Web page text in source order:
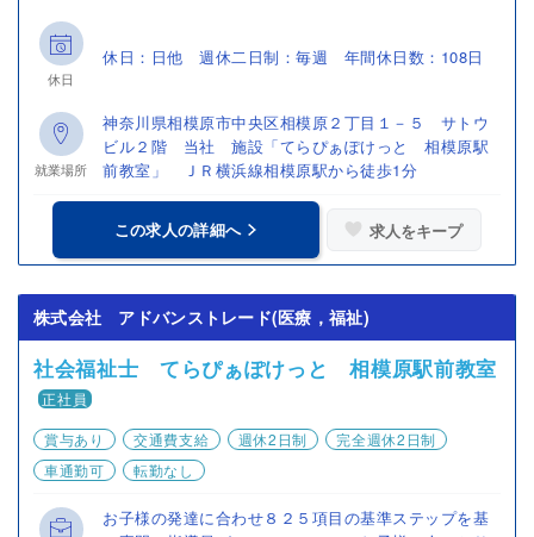
休日
休日：日他 週休二日制：毎週 年間休日数：108日
就業場所
神奈川県相模原市中央区相模原２丁目１－５ サトウ
ビル２階 当社 施設「てらぴぁぽけっと 相模原駅
前教室」 ＪＲ横浜線相模原駅から徒歩1分
この求人の詳細へ 求人をキープ
株式会社 アドバンストレード(医療，福祉)
社会福祉士 てらぴぁぽけっと 相模原駅前教室
正社員
賞与あり
交通費支給 週休2日制
完全週休2日制
車通勤可
転勤なし
お子様の発達に合わせ８２５項目の基準ステップを基